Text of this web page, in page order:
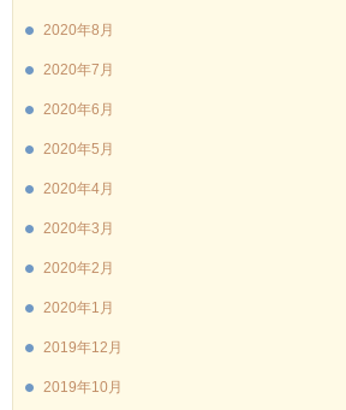
2020年8月
2020年7月
2020年6月
2020年5月
2020年4月
2020年3月
2020年2月
2020年1月
2019年12月
2019年10月